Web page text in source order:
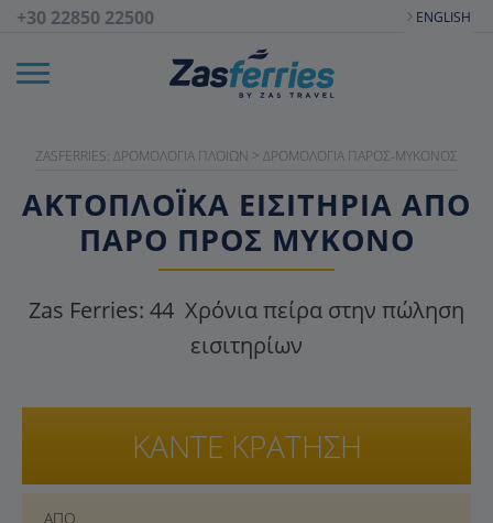
+30 22850 22500 ENGLISH
ZASFERRIES: ΔΡΟΜΟΛΌΓΙΑ ΠΛΟΊΩΝ > ΔΡΟΜΟΛΌΓΙΑ ΠΆΡΟΣ-ΜΎΚΟΝΟΣ
ΑΚΤΟΠΛΟΪΚΑ ΕΙΣΙΤΉΡΙΑ ΑΠΌ
ΠΆΡΟ ΠΡΟΣ ΜΎΚΟΝΟ
Zas Ferries: 44 Χρόνια πείρα στην πώληση
εισιτηρίων
ΑΠΟ
ΚΑΝΤΕ ΚΡΑΤΗΣΗ